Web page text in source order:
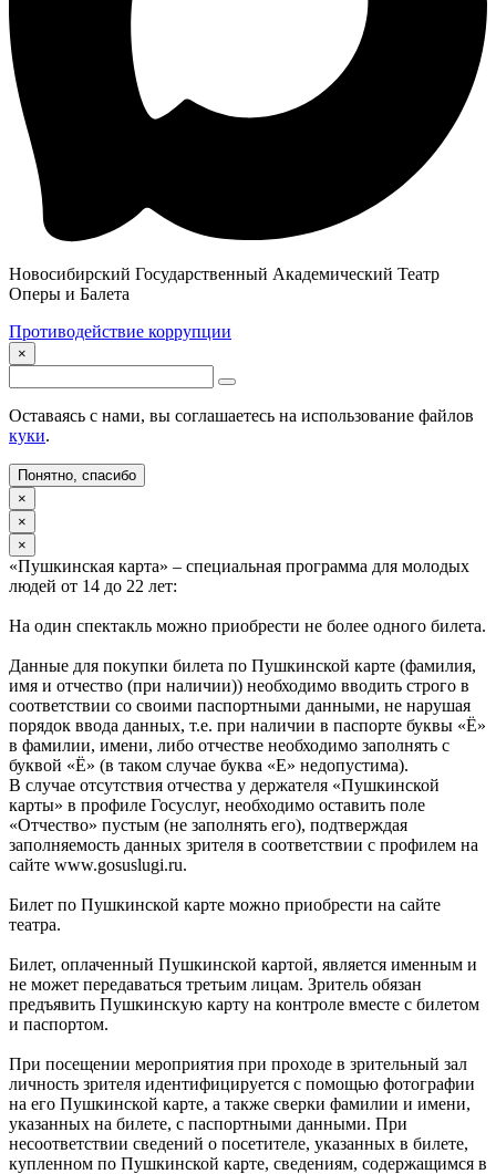
Новосибирский Государственный Академический Театр
Оперы и Балета
Противодействие коррупции
×
Оставаясь с нами, вы соглашаетесь на использование файлов
куки.
Понятно, спасибо
×
×
×
«Пушкинская карта» – специальная программа для молодых
людей от 14 до 22 лет:
На один спектакль можно приобрести не более одного билета.
Данные для покупки билета по Пушкинской карте (фамилия,
имя и отчество (при наличии)) необходимо вводить строго в
соответствии со своими паспортными данными, не нарушая
порядок ввода данных, т.е. при наличии в паспорте буквы «Ё»
в фамилии, имени, либо отчестве необходимо заполнять с
буквой «Ё» (в таком случае буква «Е» недопустима).
В случае отсутствия отчества у держателя «Пушкинской
карты» в профиле Госуслуг, необходимо оставить поле
«Отчество» пустым (не заполнять его), подтверждая
заполняемость данных зрителя в соответствии с профилем на
сайте www.gosuslugi.ru.
Билет по Пушкинской карте можно приобрести на сайте
театра.
Билет, оплаченный Пушкинской картой, является именным и
не может передаваться третьим лицам. Зритель обязан
предъявить Пушкинскую карту на контроле вместе с билетом
и паспортом.
При посещении мероприятия при проходе в зрительный зал
личность зрителя идентифицируется с помощью фотографии
на его Пушкинской карте, а также сверки фамилии и имени,
указанных на билете, с паспортными данными. При
несоответствии сведений о посетителе, указанных в билете,
купленном по Пушкинской карте, сведениям, содержащимся в